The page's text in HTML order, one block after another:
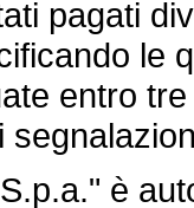
pagati
le
entro
è